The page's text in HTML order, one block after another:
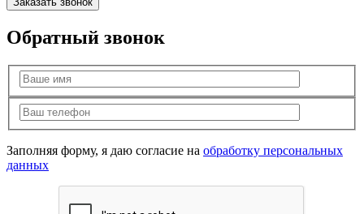
Обратный звонок
Заполняя форму, я даю согласие на обработку персональных
данных